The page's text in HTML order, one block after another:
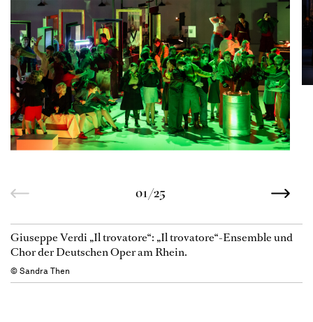
01/25
Giuseppe Verdi „Il trovatore“: „Il trovatore“-Ensemble und
Chor der Deutschen Oper am Rhein.
© Sandra Then